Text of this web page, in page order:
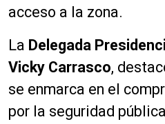
acceso a la zona.
La Delegada
Vicky Carrasco,
se enmarca en el
por la seguridad